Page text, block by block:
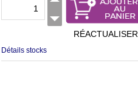
RÉACTUALISER
Détails stocks